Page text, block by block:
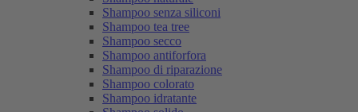
Shampoo senza siliconi
Shampoo tea tree
Shampoo secco
Shampoo antiforfora
Shampoo di riparazione
Shampoo colorato
Shampoo idratante